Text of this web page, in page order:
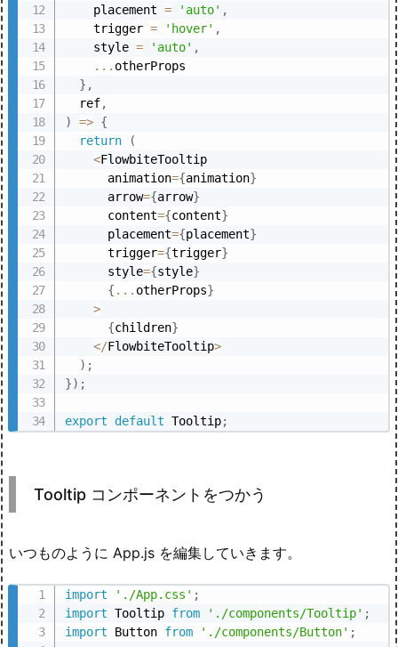
    placement
= 'auto' ,
    trigger
= 'hover' ,
    style
= 'auto' ,
... otherProps
} ,
  ref
,
)
=> {
return
(
<FlowbiteTooltip
      animation
={animation}
      arrow
={arrow}
      content
={content}
      placement
={placement}
      trigger
={trigger}
      style
={style}
{ ... otherProps}
>
{children}
</FlowbiteTooltip>
) ;
}) ;
export default Tooltip;
Tooltip コンポーネントをつかう
いつものように App.js を編集していきます。
import './App.css' ;
import Tooltip from './components/Tooltip' ;
import Button from './components/Button' ;